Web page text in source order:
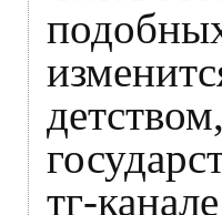
тг-